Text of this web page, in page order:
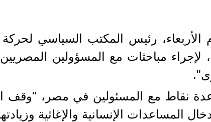
رئيس المكتب السياسي
لإجراء مباحثات مع المسؤولين
نقاط مع المسئولين في مصر، "وقف
المساعدات الإنسانية والإغاثية